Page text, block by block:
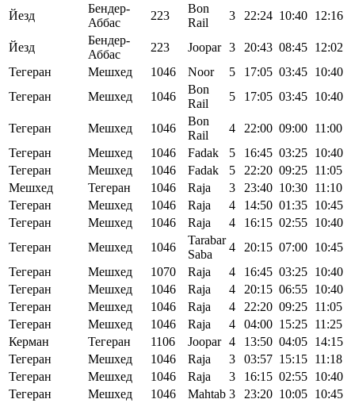
Йезд
Бендер-
Аббас
223
Bon
Rail
3 22:24 10:40 12:16
Йезд
Бендер-
Аббас
223 Joopar 3 20:43 08:45 12:02
Тегеран
Мешхед 1046 Noor 5 17:05 03:45 10:40
Тегеран
Мешхед 1046
Bon
Rail
5 17:05 03:45 10:40
Тегеран Мешхед 1046
Bon
Rail
4 22:00 09:00 11:00
Тегеран
Мешхед 1046 Fadak 5 16:45 03:25 10:40
Тегеран
Мешхед 1046 Fadak 5 22:20 09:25 11:05
Мешхед
Тегеран 1046 Raja 3 23:40 10:30 11:10
Тегеран
Мешхед 1046 Raja 4 14:50 01:35 10:45
Тегеран
Мешхед 1046 Raja 4 16:15 02:55 10:40
Тегеран
Мешхед 1046
Tarabar
Saba
4 20:15 07:00 10:45
Тегеран
Мешхед 1070 Raja 4 16:45 03:25 10:40
Тегеран
Мешхед 1046 Raja 4 20:15 06:55 10:40
Тегеран
Мешхед 1046 Raja 4 22:20 09:25 11:05
Тегеран
Мешхед 1046 Raja 4 04:00 15:25 11:25
Керман
Тегеран 1106 Joopar 4 13:50 04:05 14:15
Тегеран
Мешхед 1046 Raja 3 03:57 15:15 11:18
Тегеран
Мешхед 1046 Raja 3 16:15 02:55 10:40
Тегеран
Мешхед 1046 Mahtab 3 23:20 10:05 10:45